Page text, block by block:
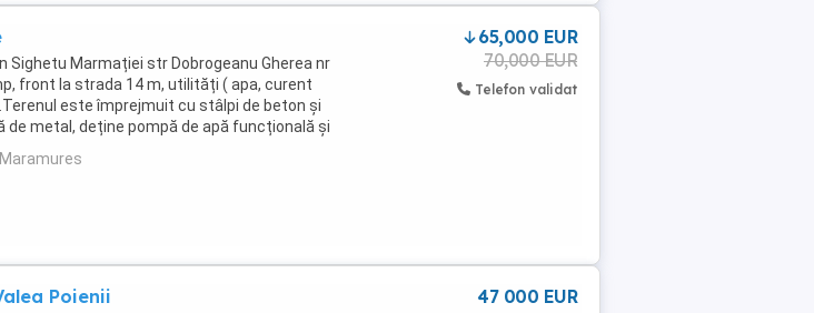
Sighetu Marmației str Dobrogeanu Gherea nr
front la strada 14 m, utilități ( apa, curent
este împrejmuit cu stâlpi de beton și
de metal, deține pompă de apă funcțională și
...
65,000 EUR
70,000 EUR
Telefon validat
Poienii 47 000 EUR